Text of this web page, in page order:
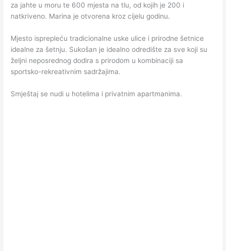
za jahte u moru te 600 mjesta na tlu, od kojih je 200 i
natkriveno. Marina je otvorena kroz cijelu godinu.
Mjesto isprepleću tradicionalne uske ulice i prirodne šetnice
idealne za šetnju. Sukošan je idealno odredište za sve koji su
željni neposrednog dodira s prirodom u kombinaciji sa
sportsko-rekreativnim sadržajima.
Smještaj se nudi u hotelima i privatnim apartmanima.